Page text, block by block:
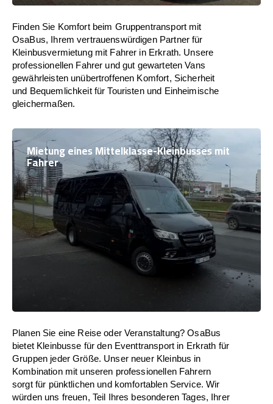
Finden Sie Komfort beim Gruppentransport mit
OsaBus, Ihrem vertrauenswürdigen Partner für
Kleinbusvermietung mit Fahrer in Erkrath. Unsere
professionellen Fahrer und gut gewarteten Vans
gewährleisten unübertroffenen Komfort, Sicherheit
und Bequemlichkeit für Touristen und Einheimische
gleichermaßen.
Mietung eines Mittelklasse-Kleinbusses mit
Fahrer
Planen Sie eine Reise oder Veranstaltung? OsaBus
bietet Kleinbusse für den Eventtransport in Erkrath für
Gruppen jeder Größe. Unser neuer Kleinbus in
Kombination mit unseren professionellen Fahrern
sorgt für pünktlichen und komfortablen Service. Wir
würden uns freuen, Teil Ihres besonderen Tages, Ihrer